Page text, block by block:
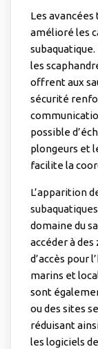
Les
amélioré les
les
offrent aux
sécurité
possible
plongeurs et
facilite la
L’apparition
subaquatiques
domaine du
accéder à
d’accès pour
marins et
sont
ou des sites
réduisant
les logiciels